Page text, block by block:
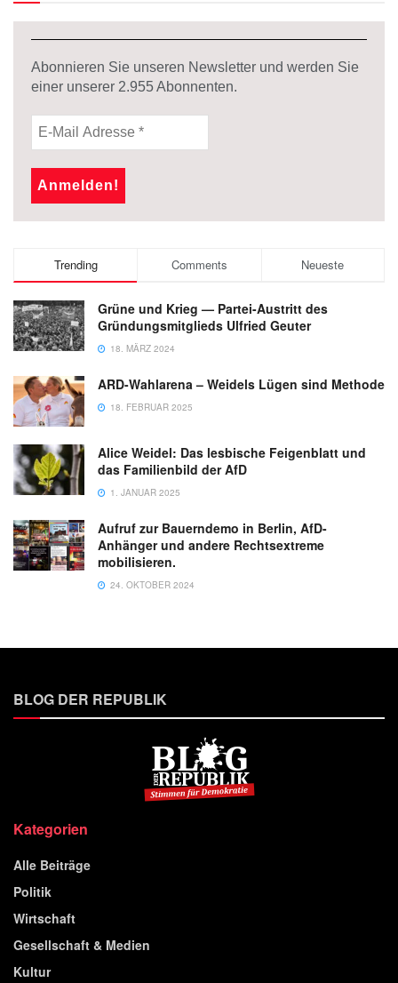
Abonnieren Sie unseren Newsletter und werden Sie
einer unserer 2.955Abonnenten.
Trending Comments Neueste
Grüne und Krieg — Partei-Austritt des
Gründungsmitglieds Ulfried Geuter
18. MÄRZ 2024
ARD-Wahlarena – Weidels Lügen sind Methode
18. FEBRUAR 2025
Alice Weidel: Das lesbische Feigenblatt und
das Familienbild der AfD
1. JANUAR 2025
Aufruf zur Bauerndemo in Berlin, AfD-
Anhänger und andere Rechtsextreme
mobilisieren.
24. OKTOBER 2024
BLOG DER REPUBLIK
Kategorien
Alle Beiträge
Politik
Wirtschaft
Gesellschaft & Medien
Kultur